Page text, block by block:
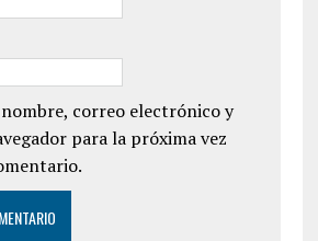
correo electrónico y
para la próxima vez